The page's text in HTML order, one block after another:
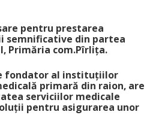
pentru prestarea
semnificative din partea
Primăria com.Pîrlița.
fondator al instituțiilor
primară din raion, are
serviciilor medicale
pentru asigurarea unor